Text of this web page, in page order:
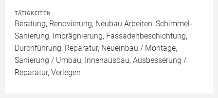
TÄTIGKEITEN
Beratung, Renovierung, Neubau Arbeiten, Schimmel-
Sanierung, Imprägnierung, Fassadenbeschichtung,
Durchführung, Reparatur, Neueinbau / Montage,
Sanierung / Umbau, Innenausbau, Ausbesserung /
Reparatur, Verlegen